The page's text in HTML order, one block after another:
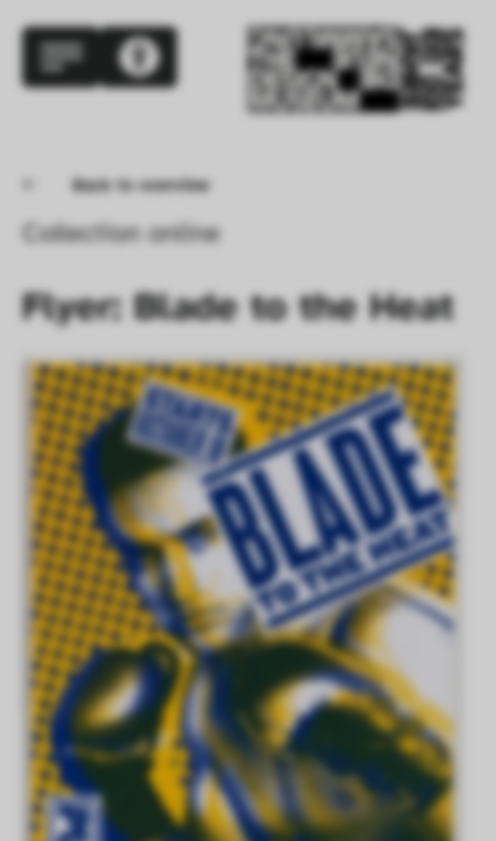
Back to overview
Collection online
Flyer: Blade to the Heat